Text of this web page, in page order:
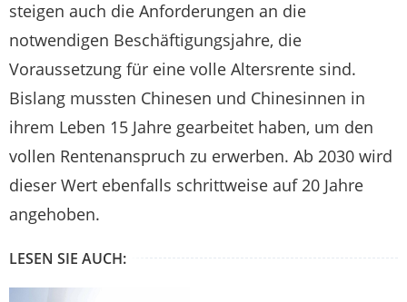
steigen auch die Anforderungen an die
notwendigen Beschäftigungsjahre, die
Voraussetzung für eine volle Altersrente sind.
Bislang mussten Chinesen und Chinesinnen in
ihrem Leben 15 Jahre gearbeitet haben, um den
vollen Rentenanspruch zu erwerben. Ab 2030 wird
dieser Wert ebenfalls schrittweise auf 20 Jahre
angehoben.
LESEN SIE AUCH: